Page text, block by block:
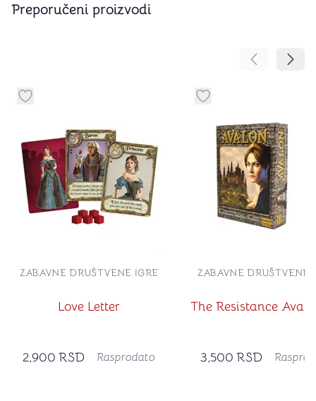
Preporučeni proizvodi
Pomeranje
Dugme za dodavanje stvari u kategoriju omiljeno
Love Letter
ZABAVNE DRUŠTVENE IGRE
2,900 RSD Rasprodato
Dugme za dodavanje
The Resistance
ZABAVNE DRUŠTVENE
3,500 RSD